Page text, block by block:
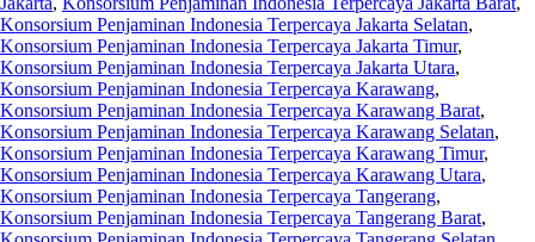
Konsorsium Penjaminan Indonesia Terpercaya Jakarta Selatan,
Konsorsium Penjaminan Indonesia Terpercaya Jakarta Timur,
Konsorsium Penjaminan Indonesia Terpercaya Jakarta Utara,
Konsorsium Penjaminan Indonesia Terpercaya Karawang,
Konsorsium Penjaminan Indonesia Terpercaya Karawang Barat,
Konsorsium Penjaminan Indonesia Terpercaya Karawang Selatan,
Konsorsium Penjaminan Indonesia Terpercaya Karawang Timur,
Konsorsium Penjaminan Indonesia Terpercaya Karawang Utara,
Konsorsium Penjaminan Indonesia Terpercaya Tangerang,
Konsorsium Penjaminan Indonesia Terpercaya Tangerang Barat,